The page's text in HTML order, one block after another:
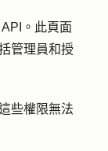
。此頁面
管理員和授
些權限無法